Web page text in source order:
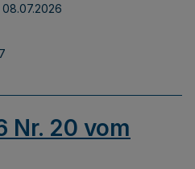
08.07.2026
Nr. 20 vom